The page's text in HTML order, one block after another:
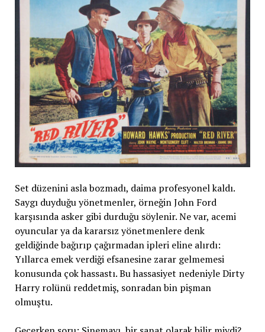
Set düzenini asla bozmadı, daima profesyonel kaldı.
Saygı duyduğu yönetmenler, örneğin John Ford
karşısında asker gibi durduğu söylenir. Ne var, acemi
oyuncular ya da kararsız yönetmenlere denk
geldiğinde bağırıp çağırmadan ipleri eline alırdı:
Yıllarca emek verdiği efsanesine zarar gelmemesi
konusunda çok hassastı. Bu hassasiyet nedeniyle Dirty
Harry rolünü reddetmiş, sonradan bin pişman
olmuştu.